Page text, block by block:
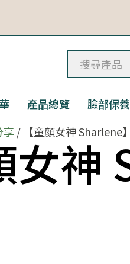
產品總覽 臉部保養
享 / 【童顏女神 Sharlene
女